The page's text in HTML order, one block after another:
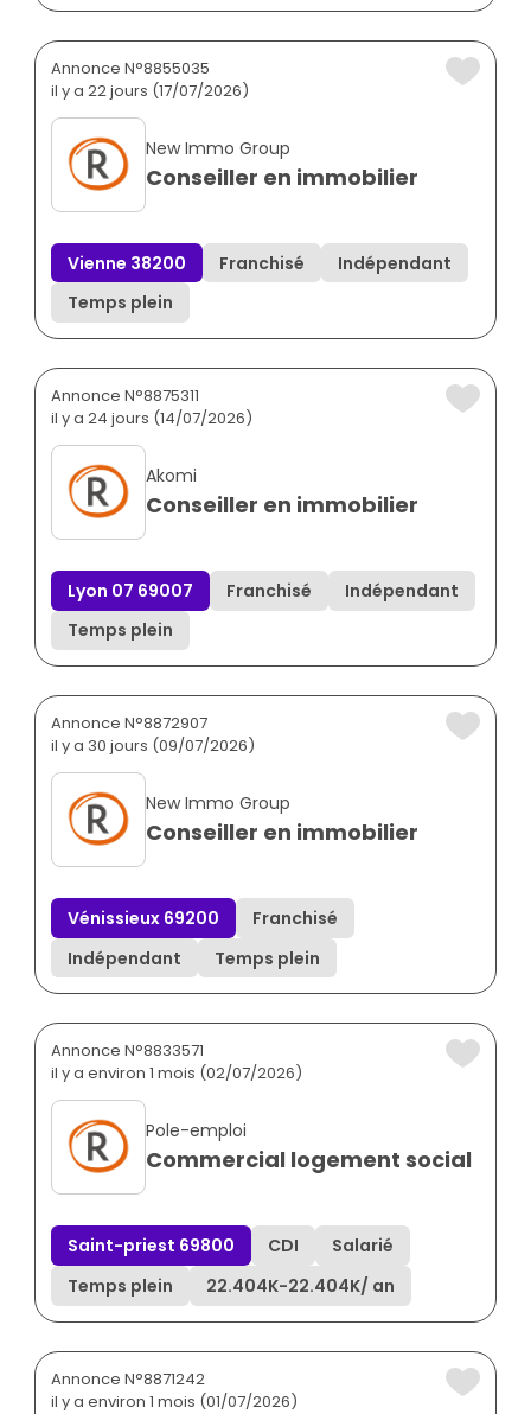
Annonce N°8855035
il y a 22 jours (17/07/2026)
New Immo Group
Conseiller en immobilier
Vienne 38200 Franchisé
Indépendant
Temps plein
Annonce N°8875311
il y a 24 jours (14/07/2026)
Akomi
Conseiller en immobilier
Lyon 07 69007 Franchisé
Indépendant
Temps plein
Annonce N°8872907
il y a 30 jours (09/07/2026)
New Immo Group
Conseiller en immobilier
Vénissieux 69200
Franchisé
Indépendant
Temps plein
Annonce N°8833571
il y a environ 1 mois (02/07/2026)
Pole-emploi
Commercial logement social
Saint-priest 69800 CDI
Salarié
Temps plein
22.404K-22.404K/ an
Annonce N°8871242
il y a environ 1 mois (01/07/2026)